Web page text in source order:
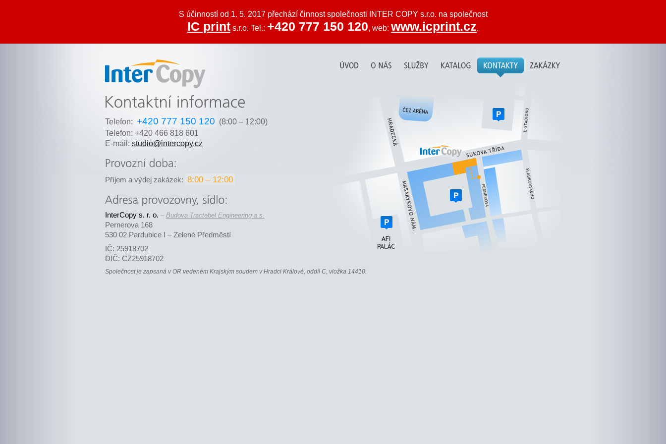
Inter Copy
Telefon: +420 777 150 120 (8:00 – 12:00)
Telefon: +420 466 818 601
E-mail: studio@intercopy.cz
Příjem a výdej zakázek: 8:00 – 12:00
InterCopy s. r. o. – Budova Tractebel Engineering a.s.
Pernerova 168
530 02 Pardubice I – Zelené Předměstí
IČ: 25918702
DIČ: CZ25918702
Společnost je zapsaná v OR vedeném Krajským soudem v Hradci Králové, oddíl C, vložka 14410.
S účinností od 1. 5. 2017 přechází činnost společnosti INTER COPY s.r.o. na společnost
IC print s.r.o. Tel.: +420 777 150 120, web: www.icprint.cz.